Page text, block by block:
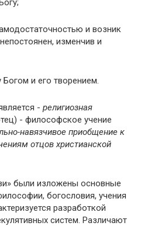
и возник
изменчив и
и его творением.
- религиозная
- философское учение
навязчивое приобщение к
отцов христианской
были изложены основные
богословия, учения
разработкой
систем. Различают